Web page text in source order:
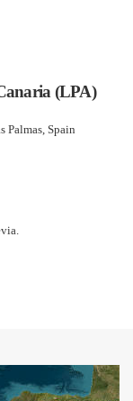
(LPA)
Palmas, Spain